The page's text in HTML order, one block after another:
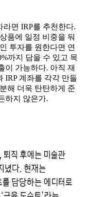
라면 IRP를 추천한다.
품에 일정 비중을 둬
투자를 원한다면 연
까지 담을 수 있고 목
이 가능하다. 아직 재
IRP 계좌를 각각 만들
해 더욱 탄탄하게 준
하지 않은가.